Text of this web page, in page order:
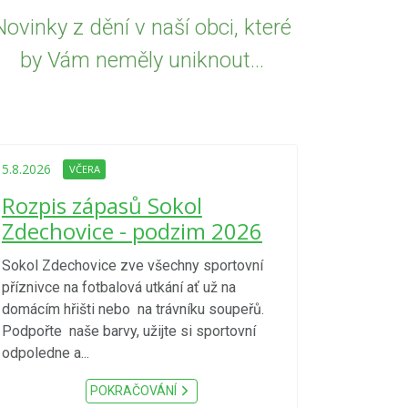
z dění v naší obci, které
by Vám neměly uniknout...
5.8.2026 VČERA
Rozpis zápasů Sokol
Zdechovice - podzim 2026
Sokol Zdechovice zve všechny sportovní
příznivce na fotbalová utkání ať už na
domácím hřišti nebo na trávníku soupeřů.
Podpořte naše barvy, užijte si sportovní
odpoledne a...
POKRAČOVÁNÍ